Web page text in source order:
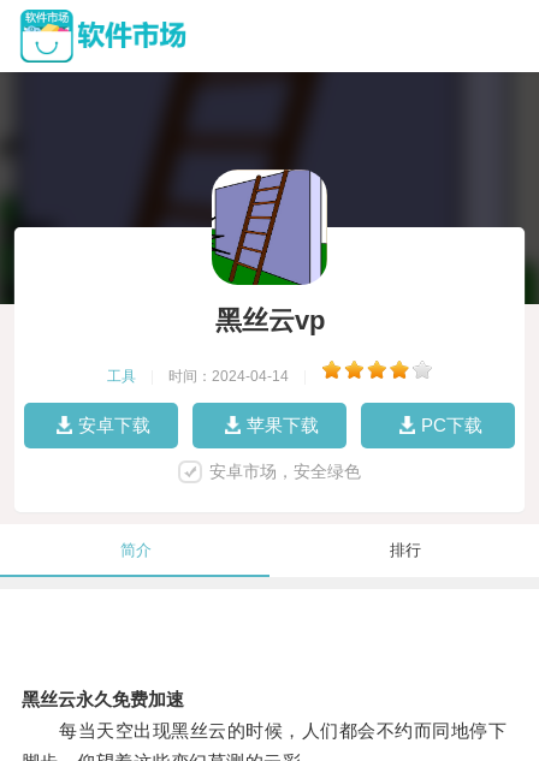
黑丝云vp
工具 时间：2024-04-14
安卓下载 苹果下载 PC下载
安卓市场，安全绿色
简介 排行
黑丝云永久免费加速
每当天空出现黑丝云的时候，人们都会不约而同地停下